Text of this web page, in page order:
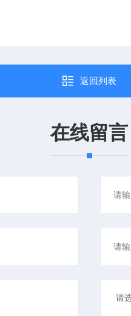
返回列表
在线留言